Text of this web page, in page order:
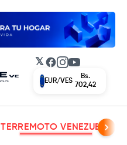
𝕏 Facebook
Instagram
YouTube
EUR/VES
Bs.
702,42
TERREMOTO VENEZUELA